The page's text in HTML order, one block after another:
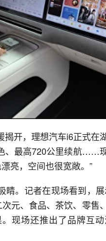
开，理想汽车i6正式在
、最高720公里续航……
亮，空间也很宽敞。”
睛。记者在现场看到，
元、食品、茶饮、零售
现场还推出了品牌互